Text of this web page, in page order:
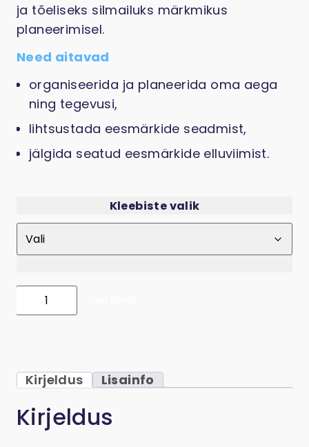
ja tõeliseks silmailuks märkmikus
planeerimisel.
Need aitavad
organiseerida ja planeerida oma aega
ning tegevusi,
lihtsustada eesmärkide seadmist,
jälgida seatud eesmärkide elluviimist.
Kleebiste valik
Märkmiku "Sinu assistent" 2025 planeerimise
Kirjeldus Lisainfo
Kirjeldus